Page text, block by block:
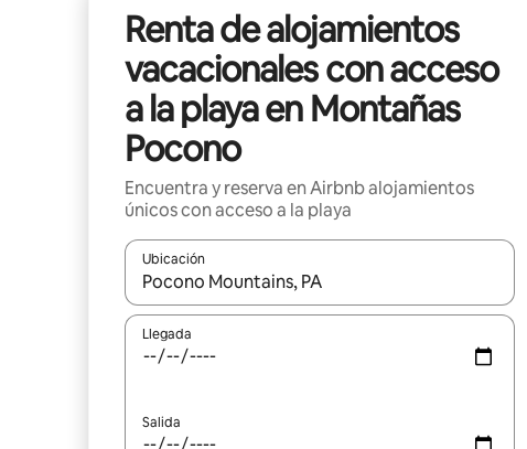
Renta de alojamientos
vacacionales con acceso
a la playa en Montañas
Pocono
Encuentra y reserva en Airbnb alojamientos
únicos con acceso a la playa
Ubicación
Cuando los resultados estén disponibles, podrás
Llegada
Salida